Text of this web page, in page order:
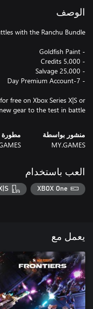
الوصف
free on Xbox Series X|S or
gear to the test in battle!
منشور بواسطة
MY.GAMES
مطورة
العب باستخدام
XBOX One
يعمل مع